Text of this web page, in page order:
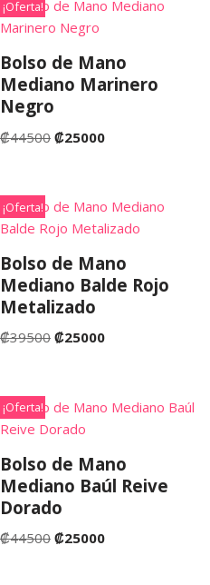
¡Oferta!
Bolso de Mano
Mediano Marinero
Negro
₡44500 ₡25000
¡Oferta!
Bolso de Mano
Mediano Balde Rojo
Metalizado
₡39500 ₡25000
¡Oferta!
Bolso de Mano
Mediano Baúl Reive
Dorado
₡44500 ₡25000